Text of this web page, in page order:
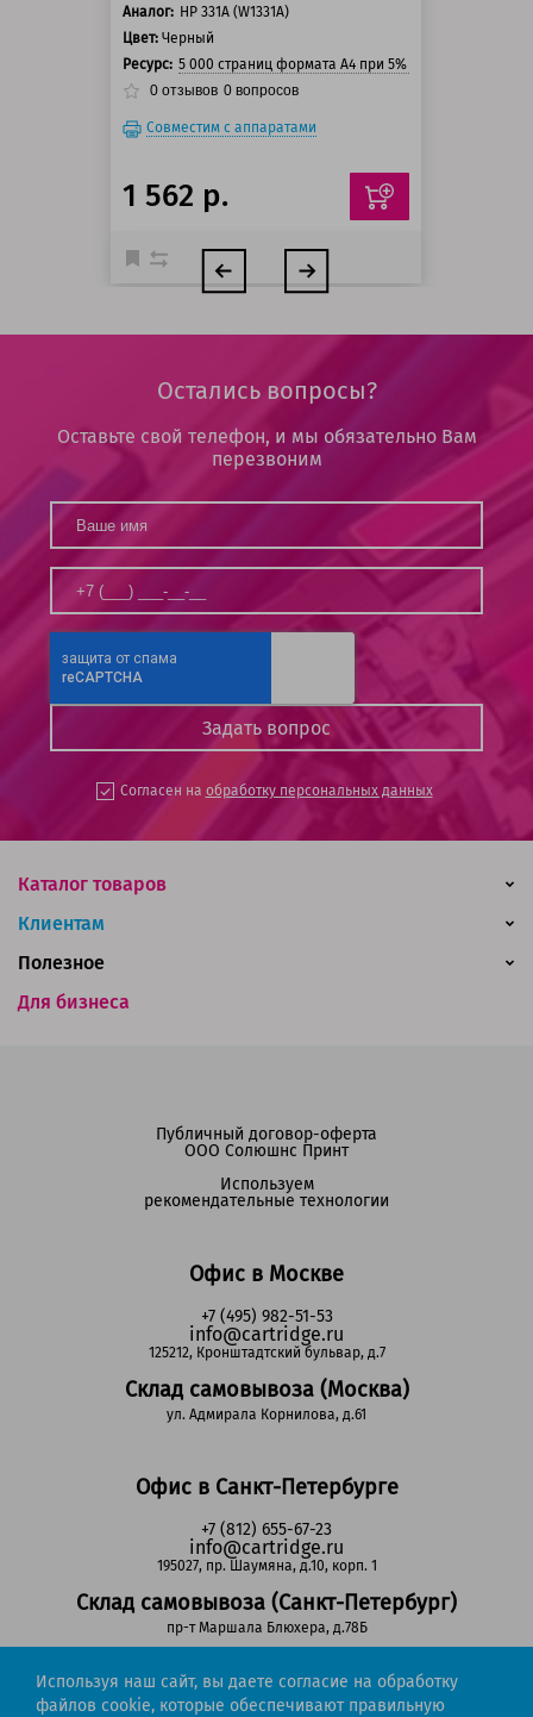
Аналог: HP 331A (W1331A)
Цвет: Черный
Ресурс: 5 000 страниц формата А4 при 5% заполнении
0 отзывов 0 вопросов
Совместим с аппаратами
1 562 р.
Остались вопросы?
Оставьте свой телефон, и мы обязательно Вам
перезвоним
Согласен на обработку персональных данных
Каталог товаров
Клиентам
Для бизнеса
Полезное
Офис в Москве
+7 (495) 982-51-53
info@cartridge.ru
125212, Кронштадтский бульвар, д.7
Склад самовывоза (Москва)
ул. Адмирала Корнилова, д.61
Офис в Санкт-Петербурге
+7 (812) 655-67-23
info@cartridge.ru
195027, пр. Шаумяна, д.10, корп. 1
Склад самовывоза (Санкт-Петербург)
пр-т Маршала Блюхера, д.78Б
Регионы РФ
Публичный договор-оферта
ООО Солюшнс Принт
Используем
рекомендательные технологии
Используя наш сайт, вы даете согласие на обработку
файлов cookie, которые обеспечивают правильную